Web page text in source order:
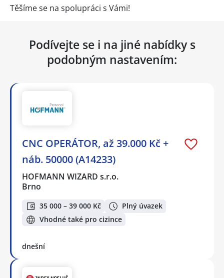
Těšíme se na spolupráci s Vámi!
Podívejte se i na jiné nabídky s
podobným nastavením:
CNC OPERÁTOR, až 39.000 Kč +
náb. 50000 (A14233)
HOFMANN WIZARD s.r.o.
Brno
35 000 – 39 000 Kč
Plný úvazek
Vhodné také pro cizince
dnešní